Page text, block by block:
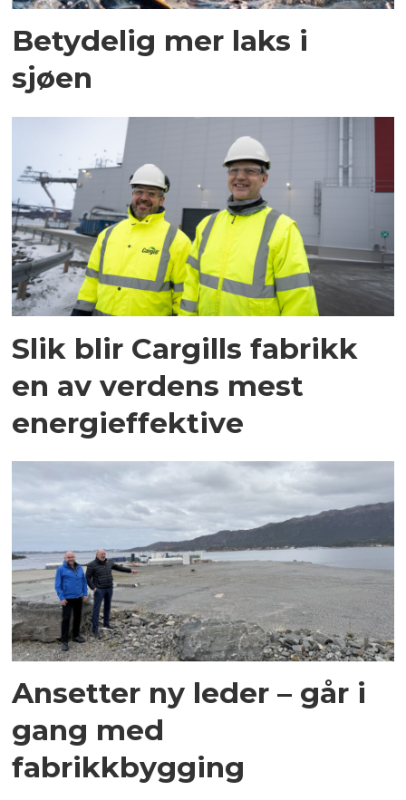
Betydelig mer laks i
sjøen
Slik blir Cargills fabrikk
en av verdens mest
energieffektive
Ansetter ny leder – går i
gang med
fabrikkbygging